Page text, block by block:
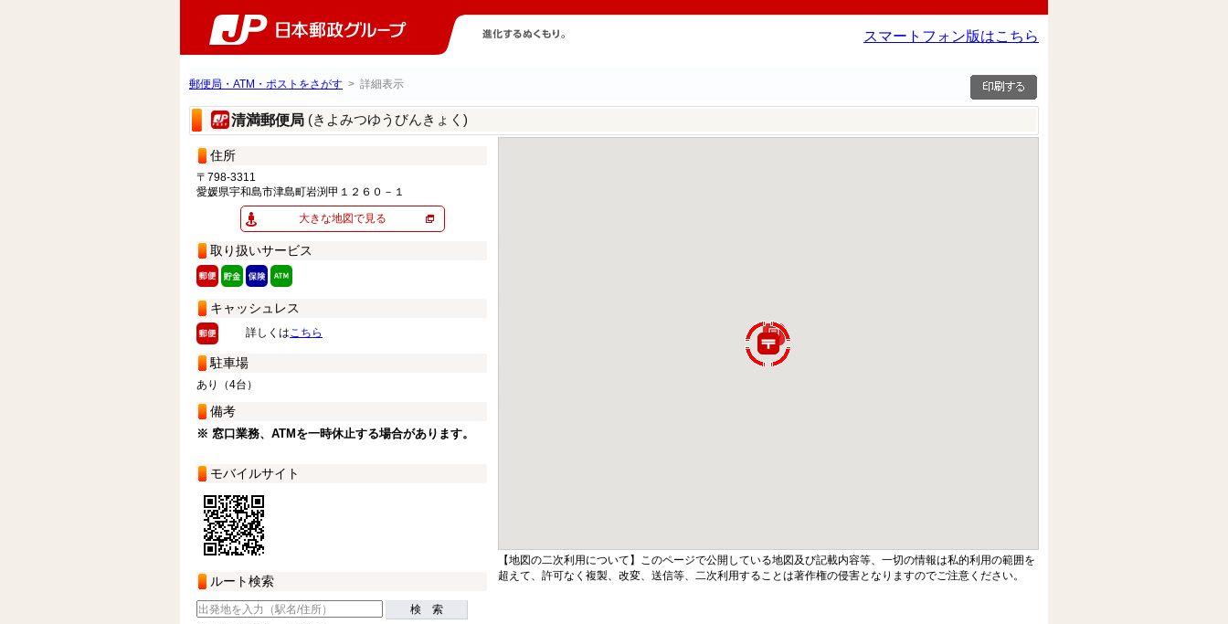
スマートフォン版はこちら
郵便局・ATM・ポストをさがす > 詳細表示
清満郵便局 (きよみつゆうびんきょく)
住所
〒798-3311
愛媛県宇和島市津島町岩渕甲１２６０－１
大きな地図で見る
取り扱いサービス
キャッシュレス
詳しくはこちら
駐車場
あり（4台）
備考
※ 窓口業務、ATMを一時休止する場合があります。
モバイルサイト
ルート検索
検 索
【地図の二次利用について】このページで公開している地図及び記載内容等、一切の情報は私的利用の範囲を
超えて、許可なく複製、改変、送信等、二次利用することは著作権の侵害となりますのでご注意ください。